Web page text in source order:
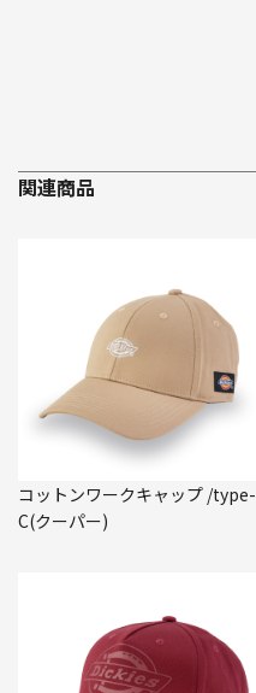
関連商品
コットンワークキャップ /type-
C(クーパー)